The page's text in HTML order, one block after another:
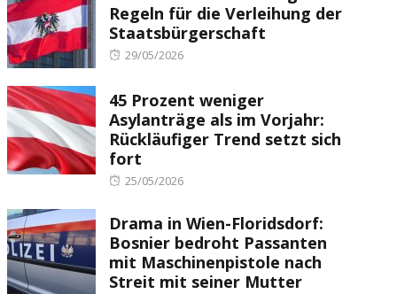
Regeln für die Verleihung der
Staatsbürgerschaft
Posted
29/05/2026
45 Prozent weniger
Asylanträge als im Vorjahr:
Rückläufiger Trend setzt sich
fort
Posted
25/05/2026
Drama in Wien-Floridsdorf:
Bosnier bedroht Passanten
mit Maschinenpistole nach
Streit mit seiner Mutter